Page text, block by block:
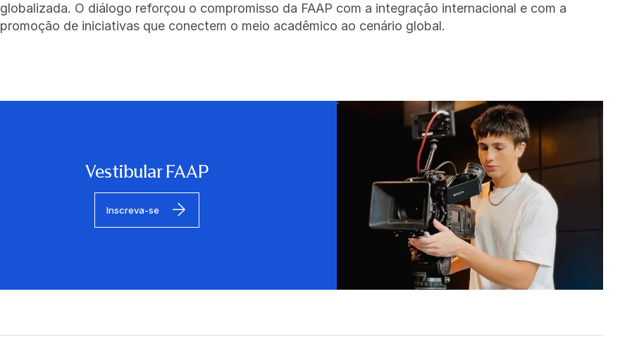
globalizada. O diálogo reforçou o compromisso da FAAP com a integração internacional e com a
promoção de iniciativas que conectem o meio acadêmico ao cenário global.
Vestibular FAAP
Inscreva-se